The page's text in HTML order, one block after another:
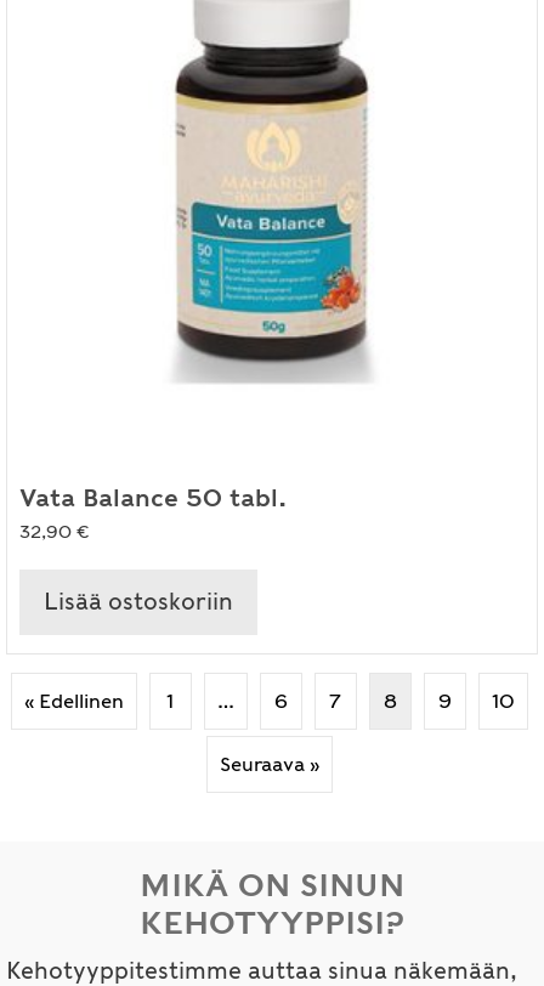
Vata Balance 50 tabl.
32,90 €
Lisää ostoskoriin
« Edellinen 1 … 6 7 8 9 10
Seuraava »
MIKÄ ON SINUN
KEHOTYYPPISI?
Kehotyyppitestimme auttaa sinua näkemään,